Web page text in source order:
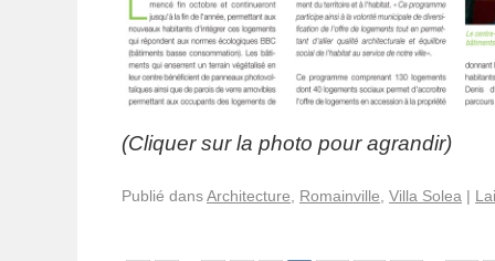
(Cliquer sur la photo pour agrandir)
Publié dansArchitecture, Romainville, Villa Solea |